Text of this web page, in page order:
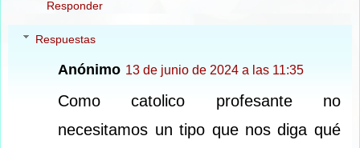
Responder
Respuestas
Anónimo 13 de junio de 2024 a las 11:35
Como catolico profesante no
necesitamos un tipo que nos diga qué